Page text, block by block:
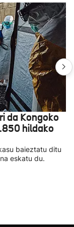
da Kongoko
hildako
baieztatu ditu
eskatu du.